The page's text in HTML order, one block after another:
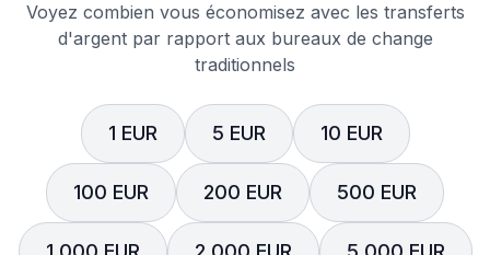
Voyez combien vous économisez avec les transferts
d'argent par rapport aux bureaux de change
traditionnels
1 EUR 5 EUR 10 EUR
100 EUR 200 EUR 500 EUR